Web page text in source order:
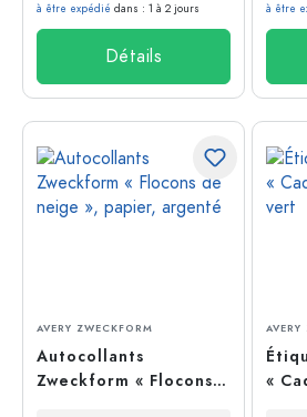
à être expédié dans : 1 à 2 jours
Détails
à être
AVERY ZWECKFORM
Autocollants
Zweckform « Flocons
AVERY
«